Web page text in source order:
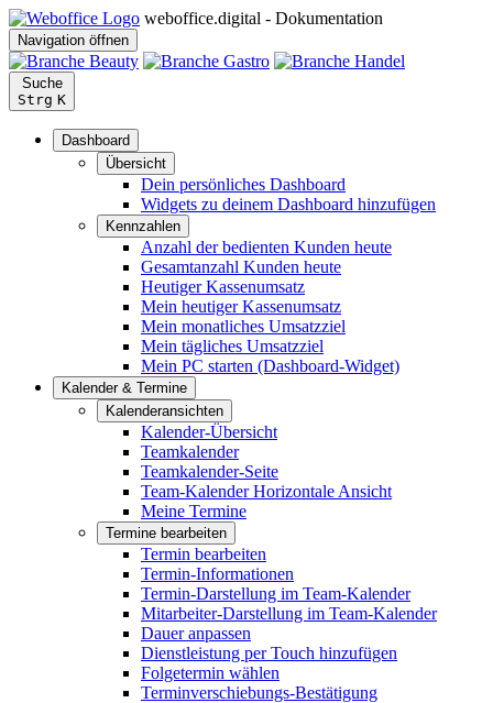
weboffice.digital - Dokumentation
Navigation öffnen
Suche
Strg K
Dashboard
Übersicht
Dein persönliches Dashboard
Widgets zu deinem Dashboard hinzufügen
Kennzahlen
Anzahl der bedienten Kunden heute
Gesamtanzahl Kunden heute
Heutiger Kassenumsatz
Mein heutiger Kassenumsatz
Mein monatliches Umsatzziel
Mein tägliches Umsatzziel
Mein PC starten (Dashboard-Widget)
Kalender & Termine
Kalenderansichten
Kalender-Übersicht
Teamkalender
Teamkalender-Seite
Team-Kalender Horizontale Ansicht
Meine Termine
Termine bearbeiten
Termin bearbeiten
Termin-Informationen
Termin-Darstellung im Team-Kalender
Mitarbeiter-Darstellung im Team-Kalender
Dauer anpassen
Dienstleistung per Touch hinzufügen
Folgetermin wählen
Terminverschiebungs-Bestätigung